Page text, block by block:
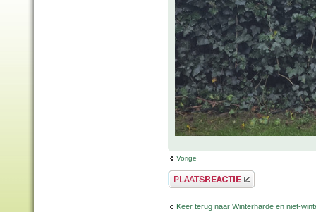
Vorige
Plaats een reactie
Keer terug naar Winterharde en niet-